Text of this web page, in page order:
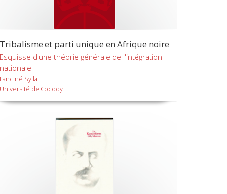
Tribalisme et parti unique en Afrique noire
Esquisse d'une théorie générale de l'intégration
nationale
Lanciné Sylla
Université de Cocody